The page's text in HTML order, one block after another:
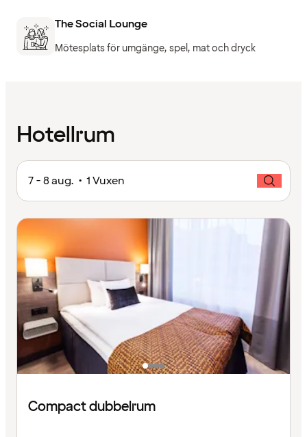
The Social Lounge
Mötesplats för umgänge, spel, mat och dryck
Hotellrum
7 - 8 aug. • 1 Vuxen
Compact dubbelrum